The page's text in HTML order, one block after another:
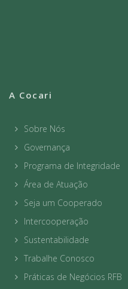
A Cocari
Sobre Nós
Governança
Programa de Integridade
Área de Atuação
Seja um Cooperado
Intercooperação
Sustentabilidade
Trabalhe Conosco
Práticas de Negócios RFB